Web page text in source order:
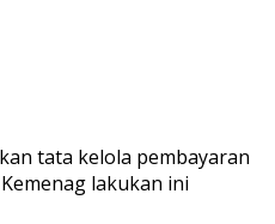
tata kelola pembayaran
lakukan ini